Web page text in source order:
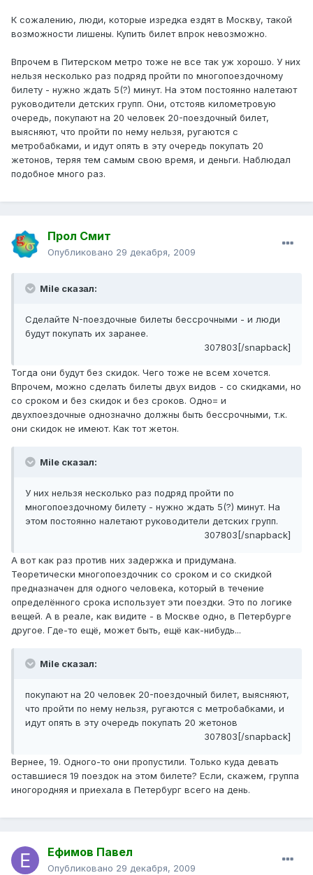
К сожалению, люди, которые изредка ездят в Москву, такой
возможности лишены. Купить билет впрок невозможно.
Впрочем в Питерском метро тоже не все так уж хорошо. У них
нельзя несколько раз подряд пройти по многопоездочному
билету - нужно ждать 5(?) минут. На этом постоянно налетают
руководители детских групп. Они, отстояв километровую
очередь, покупают на 20 человек 20-поездочный билет,
выясняют, что пройти по нему нельзя, ругаются с
метробабками, и идут опять в эту очередь покупать 20
жетонов, теряя тем самым свою время, и деньги. Наблюдал
подобное много раз.
Прол Смит
Опубликовано 29 декабря, 2009
Mile сказал:
Сделайте N-поездочные билеты бессрочными - и люди
будут покупать их заранее.
307803[/snapback]
Тогда они будут без скидок. Чего тоже не всем хочется.
Впрочем, можно сделать билеты двух видов - со скидками, но
со сроком и без скидок и без сроков. Одно= и
двухпоездочные однозначно должны быть бессрочными, т.к.
они скидок не имеют. Как тот жетон.
Mile сказал:
У них нельзя несколько раз подряд пройти по
многопоездочному билету - нужно ждать 5(?) минут. На
этом постоянно налетают руководители детских групп.
307803[/snapback]
А вот как раз против них задержка и придумана.
Теоретически многопоездочник со сроком и со скидкой
предназначен для одного человека, который в течение
определённого срока использует эти поездки. Это по логике
вещей. А в реале, как видите - в Москве одно, в Петербурге
другое. Где-то ещё, может быть, ещё как-нибудь...
Mile сказал:
покупают на 20 человек 20-поездочный билет, выясняют,
что пройти по нему нельзя, ругаются с метробабками, и
идут опять в эту очередь покупать 20 жетонов
307803[/snapback]
Вернее, 19. Одного-то они пропустили. Только куда девать
оставшиеся 19 поездок на этом билете? Если, скажем, группа
иногородняя и приехала в Петербург всего на день.
Ефимов Павел
Опубликовано 29 декабря, 2009